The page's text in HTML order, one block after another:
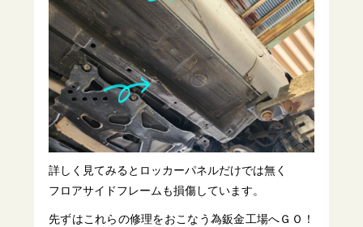
詳しく見てみるとロッカーパネルだけでは無く
フロアサイドフレームも損傷しています。
先ずはこれらの修理をおこなう為鈑金工場へＧＯ！